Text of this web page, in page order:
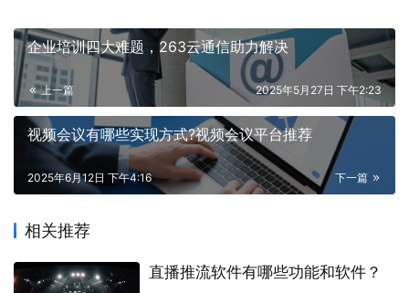
企业培训四大难题，263云通信助力解决
上一篇 2025年5月27日 下午2:23
视频会议有哪些实现方式?视频会议平台推荐
下一篇
2025年6月12日 下午4:16
相关推荐
直播推流软件有哪些功能和软件？